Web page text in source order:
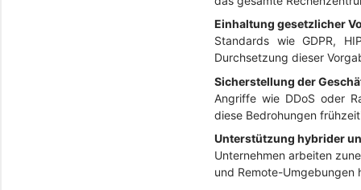
Einhaltung gesetzlicher
Standards wie GDPR,
Durchsetzung dieser
Sicherstellung der
Angriffe wie DDoS oder
diese Bedrohungen
Unterstützung hybrider
Unternehmen arbeiten
und Remote-Umgebungen